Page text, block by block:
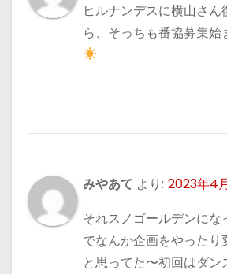
ヒルナンデスに横山さん
ら、そっちも番協募集始
みやあて より: 2023年4
それスノゴールデンにな
でなんか企画をやったり
と思ってた〜初回はダン